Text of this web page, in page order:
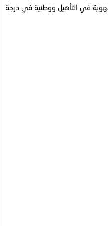
في التأهيل ووطنية في درجة